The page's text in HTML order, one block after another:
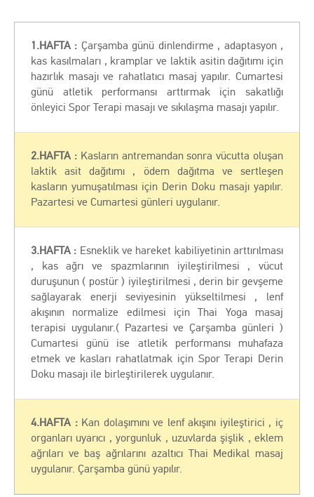
1.HAFTA : Çarşamba günü dinlendirme , adaptasyon ,
kas kasılmaları , kramplar ve laktik asitin dağıtımı için
hazırlık masajı ve rahatlatıcı masaj yapılır. Cumartesi
günü atletik performansı arttırmak için sakatlığı
önleyici Spor Terapi masajı ve sıkılaşma masajı yapılır.
2.HAFTA :Kasların antremandan sonra vücutta oluşan
laktik asit dağıtımı , ödem dağıtma ve sertleşen
kasların yumuşatılması için Derin Doku masajı yapılır.
Pazartesi ve Cumartesi günleri uygulanır.
3.HAFTA : Esneklik ve hareket kabiliyetinin arttırılması
, kas ağrı ve spazmlarının iyileştirilmesi , vücut
duruşunun ( postür ) iyileştirilmesi , derin bir gevşeme
sağlayarak enerji seviyesinin yükseltilmesi , lenf
akışının normalize edilmesi için Thai Yoga masaj
terapisi uygulanır.( Pazartesi ve Çarşamba günleri )
Cumartesi günü ise atletik performansı muhafaza
etmek ve kasları rahatlatmak için Spor Terapi Derin
Doku masajı ile birleştirilerek uygulanır.
4.HAFTA :Kan dolaşımını ve lenf akışını iyileştirici , iç
organları uyarıcı , yorgunluk , uzuvlarda şişlik , eklem
ağrıları ve baş ağrılarını azaltıcı Thai Medikal masaj
uygulanır. Çarşamba günü yapılır.